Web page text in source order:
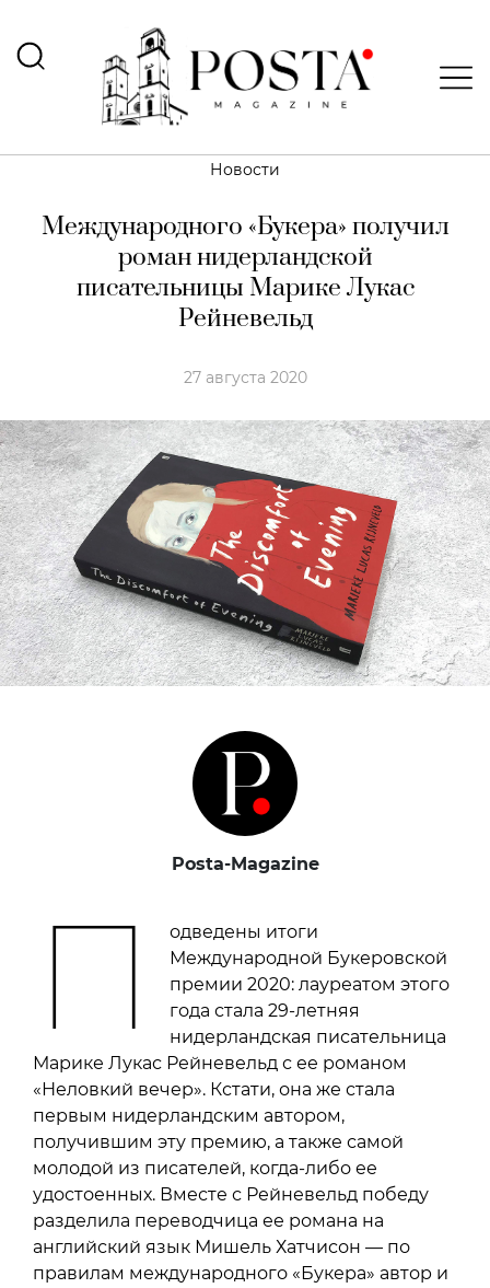
Новости
Международного «Букера» получил
роман нидерландской
писательницы Марике Лукас
Рейневельд
27 августа 2020
Posta-Magazine
П
одведены итоги
Международной Букеровской
премии 2020: лауреатом этого
года стала 29-летняя
нидерландская писательница
Марике Лукас Рейневельд с ее романом
«Неловкий вечер». Кстати, она же стала
первым нидерландским автором,
получившим эту премию, а также самой
молодой из писателей, когда-либо ее
удостоенных. Вместе с Рейневельд победу
разделила переводчица ее романа на
английский язык Мишель Хатчисон — по
правилам международного «Букера» автор и